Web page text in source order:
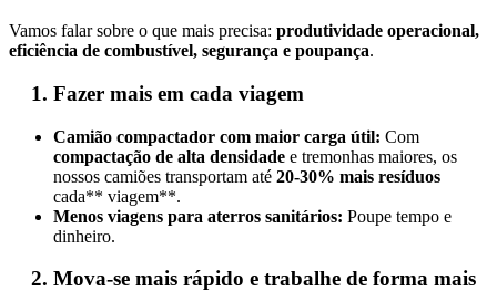
Vamos falar sobre o que mais precisa: produtividade operacional,
eficiência de combustível, segurança e poupança.
Fazer mais em cada viagem
Camião compactador com maior carga útil: Com
compactação de alta densidade e tremonhas maiores, os
nossos camiões transportam até 20-30% mais resíduos
cada** viagem**.
Menos viagens para aterros sanitários: Poupe tempo e
dinheiro.
Mova-se mais rápido e trabalhe de forma mais